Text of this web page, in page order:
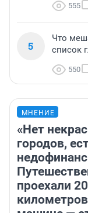
555
5
Что
список
550
МНЕНИЕ
«Нет
городов,
проехали